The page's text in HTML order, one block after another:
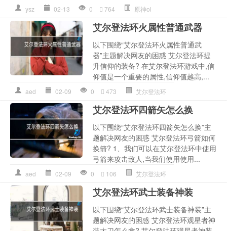
ysz 02-13 0 764 原神ol
艾尔登法环火属性普通武器
以下围绕“艾尔登法环火属性普通武
器”主题解决网友的困惑 艾尔登法环提
升信仰的装备? 在艾尔登法环游戏中,信
仰值是一个重要的属性,信仰值越高,...
aed 02-09 0 473 艾尔登法环
艾尔登法环四箭矢怎么换
以下围绕“艾尔登法环四箭矢怎么换”主
题解决网友的困惑 艾尔登法环弓箭如何
换箭? 1、我们可以在艾尔登法环中使用
弓箭来攻击敌人,当我们使用使用...
aed 02-09 0 106 艾尔登法环
艾尔登法环武士装备神装
以下围绕“艾尔登法环武士装备神装”主
题解决网友的困惑 艾尔登法环观星者神